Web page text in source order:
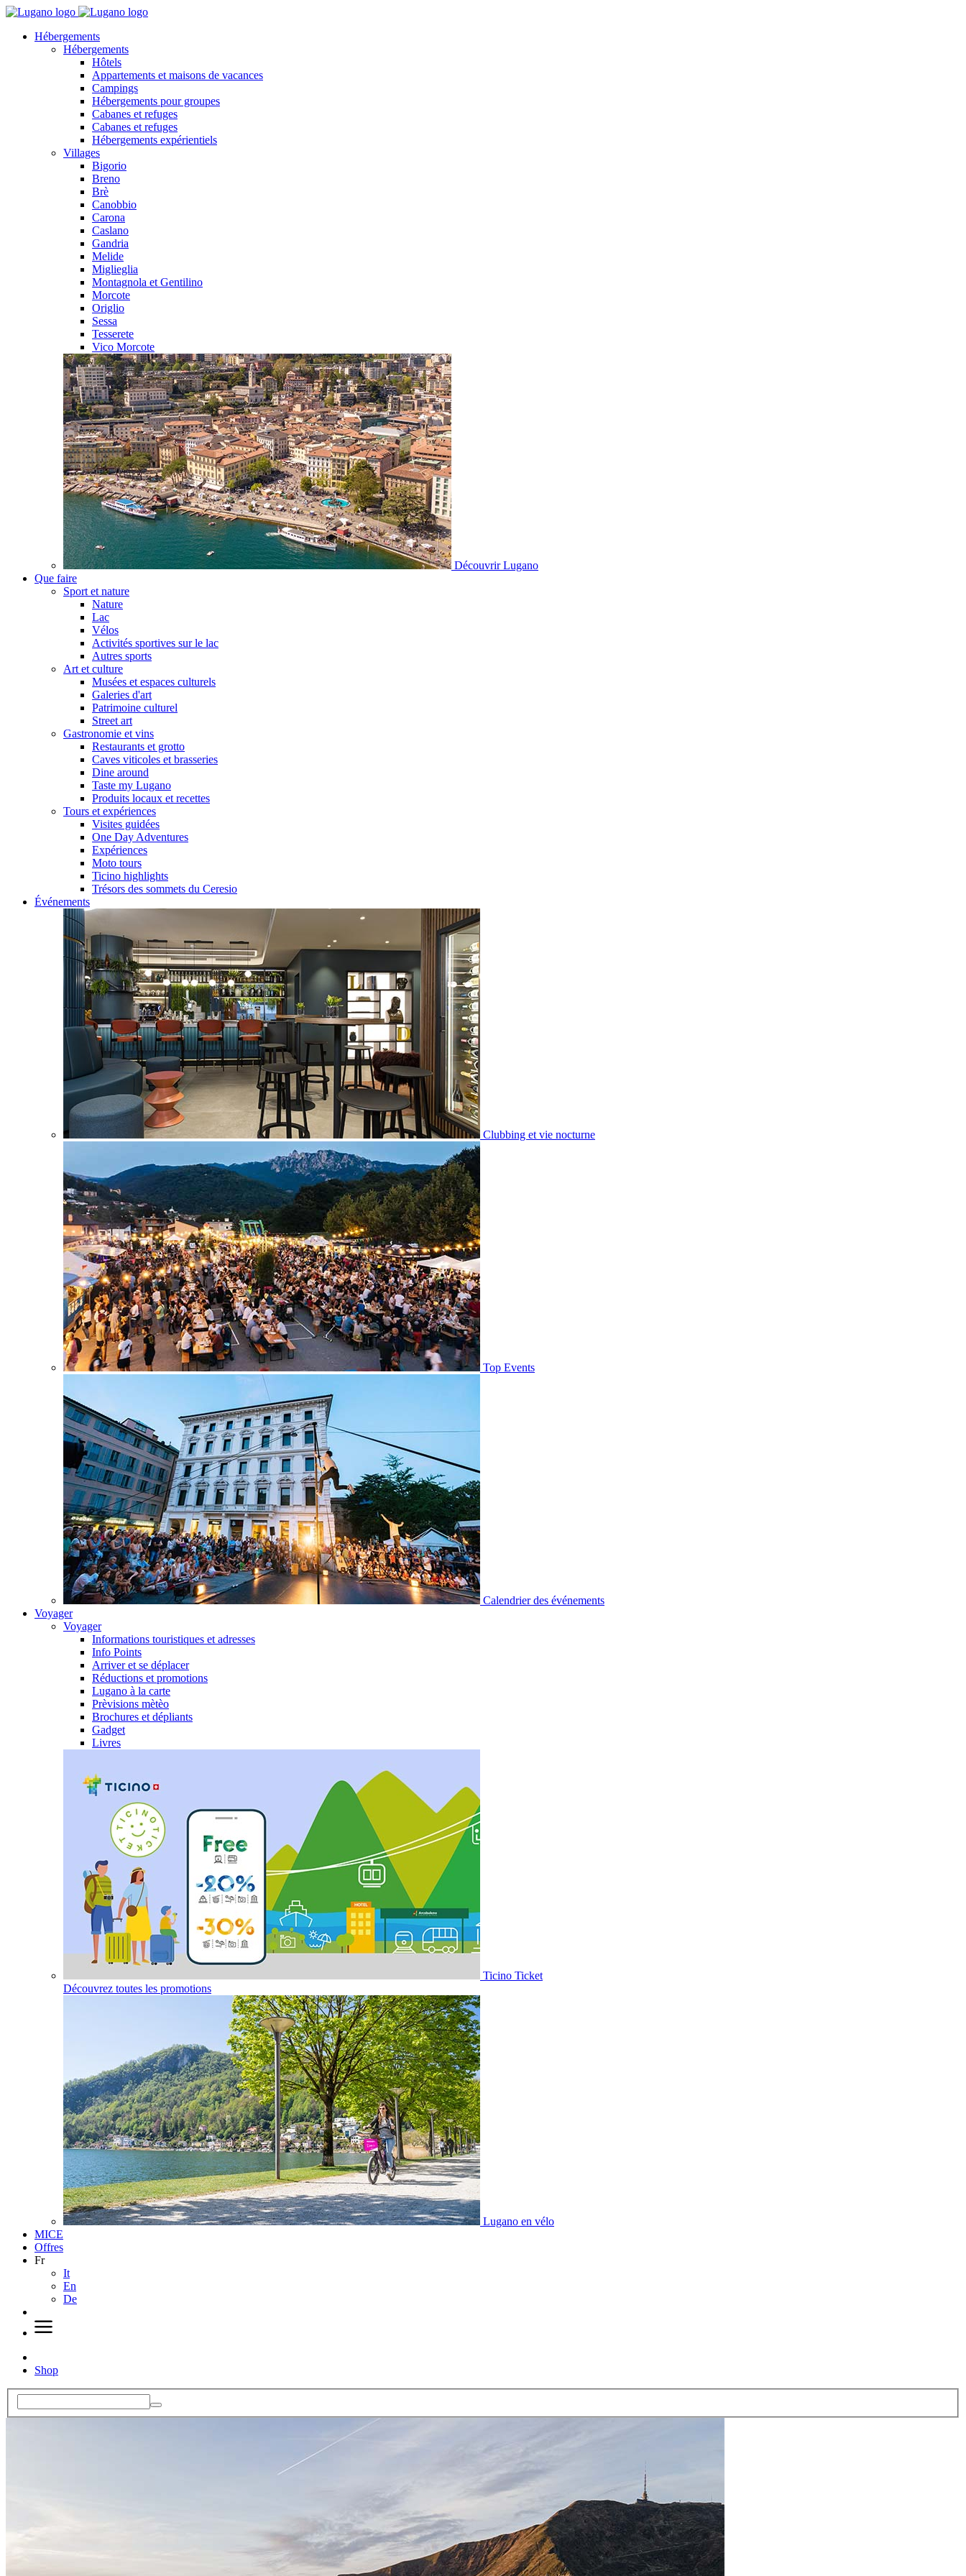
Hébergements
Hébergements
Hôtels
Appartements et maisons de vacances
Campings
Hébergements pour groupes
Cabanes et refuges
Cabanes et refuges
Hébergements expérientiels
Villages
Bigorio
Breno
Brè
Canobbio
Carona
Caslano
Gandria
Melide
Miglieglia
Montagnola et Gentilino
Morcote
Origlio
Sessa
Tesserete
Vico Morcote
Découvrir Lugano
Que faire
Sport et nature
Nature
Lac
Vélos
Activités sportives sur le lac
Autres sports
Art et culture
Musées et espaces culturels
Galeries d'art
Patrimoine culturel
Street art
Gastronomie et vins
Restaurants et grotto
Caves viticoles et brasseries
Dine around
Taste my Lugano
Produits locaux et recettes
Tours et expériences
Visites guidées
One Day Adventures
Expériences
Moto tours
Ticino highlights
Trésors des sommets du Ceresio
Événements
Clubbing et vie nocturne
Top Events
Calendrier des événements
Voyager
Voyager
Informations touristiques et adresses
Info Points
Arriver et se déplacer
Réductions et promotions
Lugano à la carte
Prèvisions mètèo
Brochures et dépliants
Gadget
Livres
Ticino Ticket
Découvrez toutes les promotions
Lugano en vélo
MICE
Offres
Fr
It
En
De
Shop